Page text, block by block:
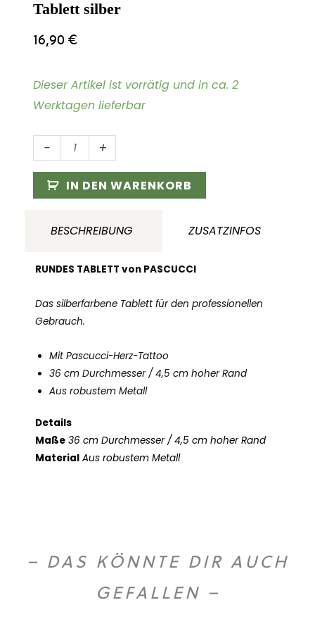
Tablett silber
16,90€
Dieser Artikel ist vorrätig und in ca. 2
Werktagen lieferbar
-
Tablett
silber
Menge
+
IN DEN WARENKORB
BESCHREIBUNG ZUSATZINFOS
RUNDES TABLETT von PASCUCCI
Das silberfarbene Tablett für den professionellen
Gebrauch.
Mit Pascucci-Herz-Tattoo
36 cm Durchmesser / 4,5 cm hoher Rand
Aus robustem Metall
Details
Maße 36 cm Durchmesser / 4,5 cm hoher Rand
Material Aus robustem Metall
– DAS KÖNNTE DIR AUCH
GEFALLEN –